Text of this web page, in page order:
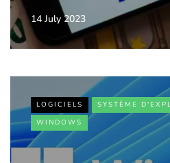
14 July 2023
LOGICIELS
SYSTÈME
WINDOWS